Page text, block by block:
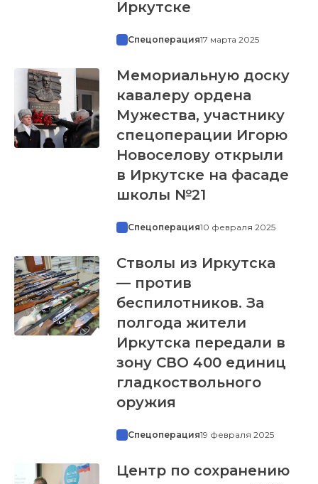
Иркутске
Спецоперация17 марта 2025
Мемориальную доску
кавалеру ордена
Мужества, участнику
спецоперации Игорю
Новоселову открыли
в Иркутске на фасаде
школы №21
Спецоперация10 февраля 2025
Стволы из Иркутска
— против
беспилотников. За
полгода жители
Иркутска передали в
зону СВО 400 единиц
гладкоствольного
оружия
Спецоперация19 февраля 2025
Центр по сохранению